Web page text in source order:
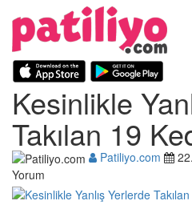
Kesinlikle
Takılan 19
Patiliyo.com
Yorum